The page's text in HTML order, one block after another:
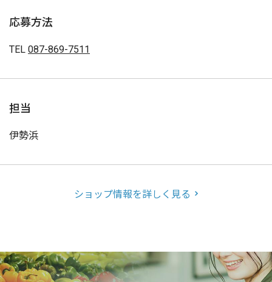
応募方法
TEL 087-869-7511
担当
伊勢浜
ショップ情報を詳しく見る